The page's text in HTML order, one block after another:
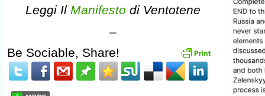
Leggi Il Manifesto di Ventotene
–
Be Sociable, Share!